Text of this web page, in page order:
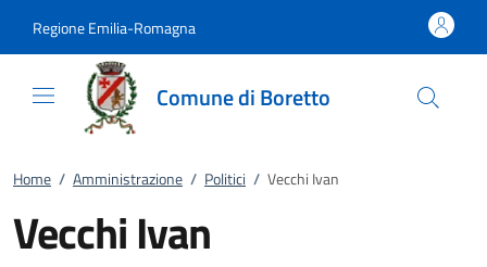
Regione Emilia-Romagna
Comune di Boretto
Home / Amministrazione / Politici / Vecchi Ivan
Vecchi Ivan